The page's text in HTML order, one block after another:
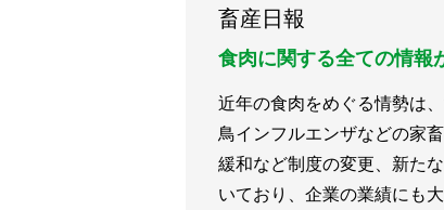
畜産日報
食肉に関する全ての情報
近年の食肉をめぐる情勢は
鳥インフルエンザなどの家
緩和など制度の変更、新た
いており、企業の業績にも